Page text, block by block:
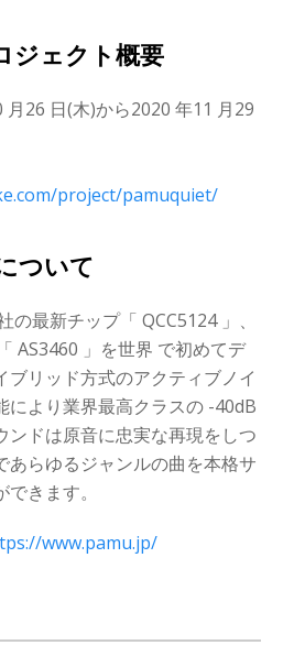
ジェクト概要
26 日(木)から2020 年11 月29
project/pamuquiet/
ついて
最新チップ「 QCC5124 」、
AS3460 」を世界 で初めてデ
ブリッド方式のアクティブノイ
により業界最高クラスの -40dB
ンドは原音に忠実な再現をしつ
あらゆるジャンルの曲を本格サ
きます。
www.pamu.jp/